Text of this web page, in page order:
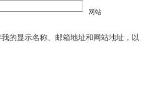
网站
的显示名称、邮箱地址和网站地址，以